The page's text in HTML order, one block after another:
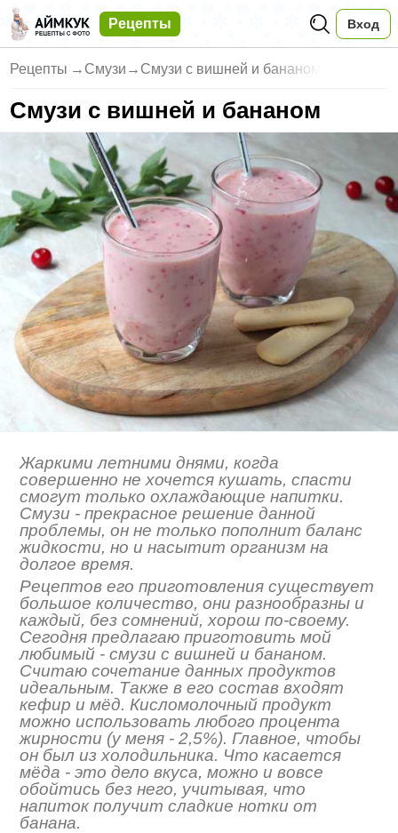
Рецепты Вход
Рецепты → Смузи → Смузи с вишней и бананом
Смузи с вишней и бананом
Жаркими летними днями, когда
совершенно не хочется кушать, спасти
смогут только охлаждающие напитки.
Смузи - прекрасное решение данной
проблемы, он не только пополнит баланс
жидкости, но и насытит организм на
долгое время.
Рецептов его приготовления существует
большое количество, они разнообразны и
каждый, без сомнений, хорош по-своему.
Сегодня предлагаю приготовить мой
любимый - смузи с вишней и бананом.
Считаю сочетание данных продуктов
идеальным. Также в его состав входят
кефир и мёд. Кисломолочный продукт
можно использовать любого процента
жирности (у меня - 2,5%). Главное, чтобы
он был из холодильника. Что касается
мёда - это дело вкуса, можно и вовсе
обойтись без него, учитывая, что
напиток получит сладкие нотки от
банана.